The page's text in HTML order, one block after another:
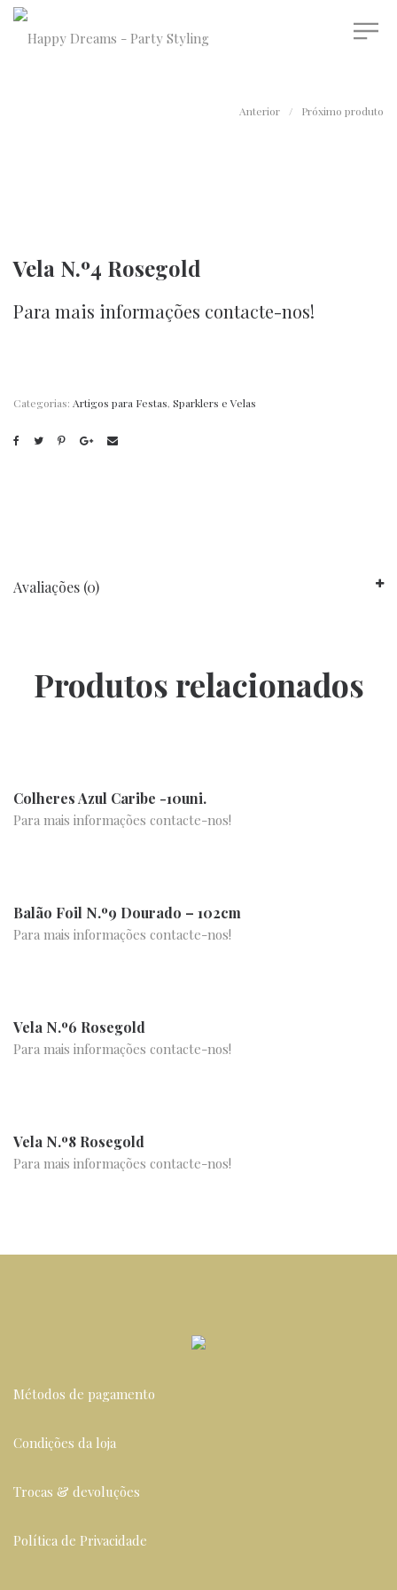
Anterior / Próximo produto
Vela N.º4 Rosegold
Para mais informações contacte-nos!
Categorias: Artigos para Festas, Sparklers e Velas
Avaliações (0)
Produtos relacionados
Colheres Azul Caribe -10uni.
Para mais informações contacte-nos!
Balão Foil N.º9 Dourado – 102cm
Para mais informações contacte-nos!
Vela N.º6 Rosegold
Para mais informações contacte-nos!
Vela N.º8 Rosegold
Para mais informações contacte-nos!
Métodos de pagamento
Condições da loja
Trocas & devoluções
Política de Privacidade